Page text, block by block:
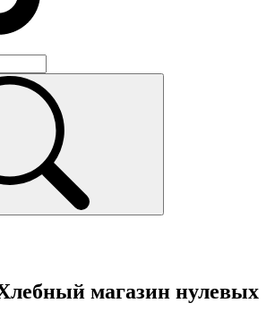
магазин нулевых